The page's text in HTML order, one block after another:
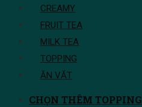
CREAMY
FRUIT TEA
MILK TEA
TOPPING
ĂN VẶT
CHỌN THÊM TOPPING